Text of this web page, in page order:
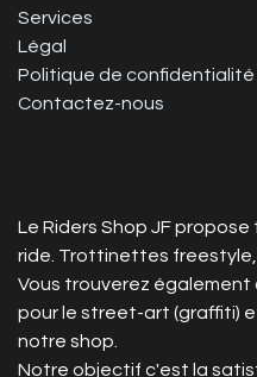
Services
Légal
Politique de confidentialité
Contactez-nous
Le Riders Shop JF
ride. Trottinettes
Vous trouverez
pour le street-art (graffiti)
notre shop.
Notre objectif c'est la